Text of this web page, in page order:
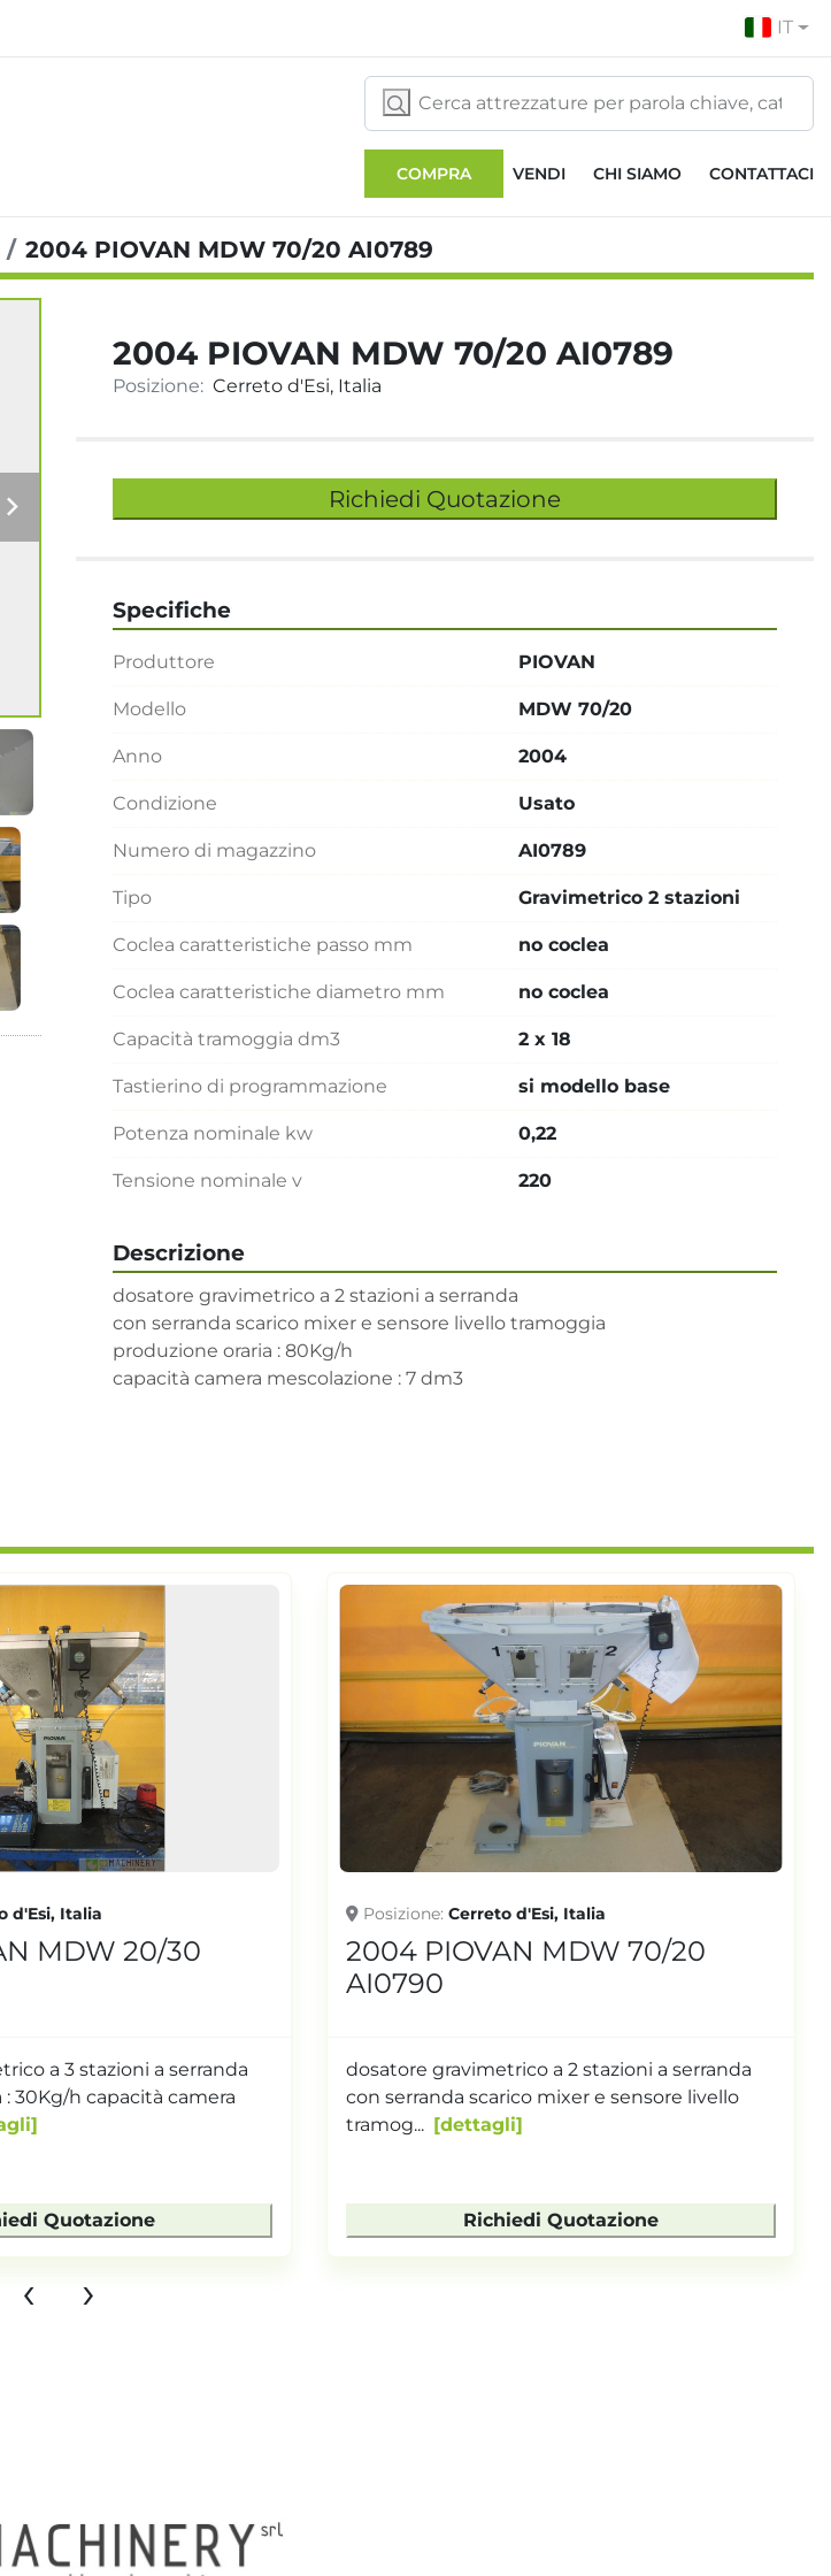
IT
COMPRA VENDI CHI SIAMO CONTATTACI
2004 PIOVAN MDW 70/20 AI0789
2004 PIOVAN MDW 70/20 AI0789
Posizione: Cerreto d'Esi, Italia
Richiedi Quotazione
Descrizione
dosatore gravimetrico a 2 stazioni a serranda
con serranda scarico mixer e sensore livello tramoggia
produzione oraria : 80Kg/h
capacità camera mescolazione : 7 dm3
Specifiche
Produttore PIOVAN
Modello MDW 70/20
Anno 2004
Condizione Usato
Numero di magazzino AI0789
Tipo Gravimetrico 2 stazioni
Coclea caratteristiche passo mm no coclea
Coclea caratteristiche diametro mm no coclea
Capacità tramoggia dm3 2 x 18
Tastierino di programmazione si modello base
Potenza nominale kw 0,22
Tensione nominale v 220
d'Esi, Italia
MDW 70/20
a 2 stazioni a serranda
mixer e sensore livello
Quotazione
Posizione Cerreto d'Esi, Italia
2004 PIOVAN MDW 70/20
AI0794
dosatore gravimetrico a 2 stazioni a serranda
con serranda scarico mixer e sensore livello
tramog...
dettagli
Richiedi Quotazione
‹ ›